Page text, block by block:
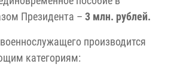
Президента – 3 млн. рублей.
производится
категориям: